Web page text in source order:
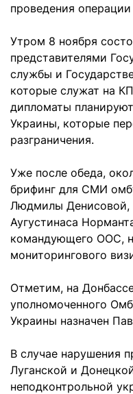
проведения
Утром 8 ноября
представителями
службы и
которые служат на
дипломаты
Украины, которые
разграничения.
Уже после обеда,
брифинг для СМИ
Людмилы Денисовой,
Аугустинаса
командующего ООС,
мониторингового
Отметим, на
уполномоченного
Украины назначен
В случае нарушения
Луганской и
неподконтрольной